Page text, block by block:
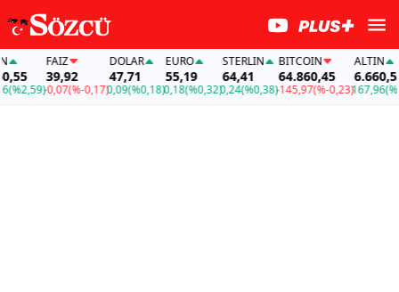
FAİZ
39,92
-0,07(%-0,17)
DOLAR
47,71
0,09(%0,18)
EURO
55,19
0,18(%0,32)
STERLIN
64,41
0,24(%0,38)
BITCOIN
64.860,45
-145,97(%-0,23)
ALTIN
6.660,55
167,96